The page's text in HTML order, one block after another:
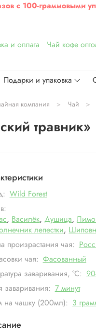
с 100-граммовыми
и оплата Чай кофе
Подарки и упаковка
компания Чай
травник»
Wild Forest
, Василёк,Душица,
лепестки,
произрастания чая:
чая: Фасованный
заваривания, °С:
заваривания: 7 минут
на чашку (200мл): 3